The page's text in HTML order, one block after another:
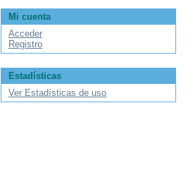
Mi cuenta
Acceder
Registro
Estadísticas
Ver Estadísticas de uso